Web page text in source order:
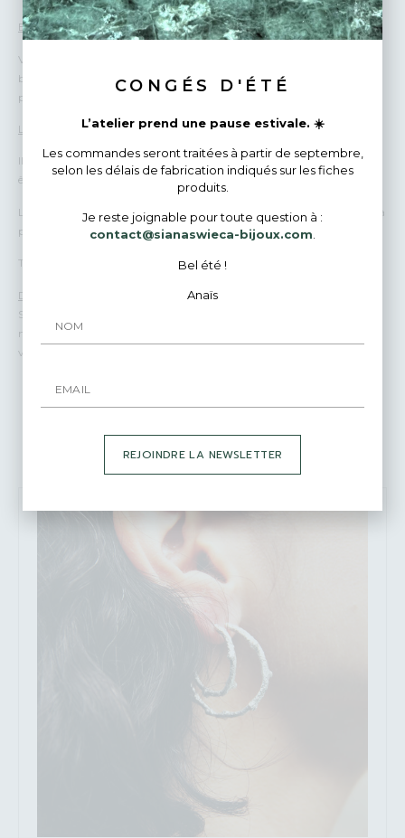
Emballage
Vos bijoux sont emballés avec beaucoup d’amour et de soin dans des
boîtes ou paquets cadeaux. Je peux écrire un petit mot personnalisé
pour vous.
Livraisons
Il faut compter environ 15 jours pour la fabrication du bijou (j’ai peut
être du stock, demandez-moi si vous êtes pressé-e).
La livraison est comprise dans le prix du bijou pour un envoi suivi par la
poste.
Tous les paiements sont 100% sécurisés.
Des questions ?
Si vous avez une question avant de passer votre commande, envoyez-
moi un courrier rapide! Je répondrai avec plaisir et très rapidement à
vos demandes.
Bijoux Similaires
CONGÉS D'ÉTÉ
L’atelier prend une pause estivale. ☀️
Les commandes seront traitées à partir de septembre,
selon les délais de fabrication indiqués sur les fiches
produits.
Je reste joignable pour toute question à :
contact@sianaswieca-bijoux.com.
Bel été !
Anaïs
REJOINDRE LA NEWSLETTER